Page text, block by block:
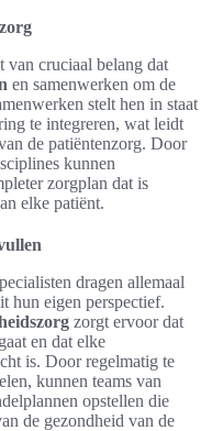
van cruciaal belang dat
en samenwerken om de
stelt hen in staat
te integreren, wat leidt
de patiëntenzorg. Door
kunnen
zorgplan dat is
elke patiënt.
dragen allemaal
hun eigen perspectief.
zorgt ervoor dat
en dat elke
is. Door regelmatig te
kunnen teams van
opstellen die
de gezondheid van de